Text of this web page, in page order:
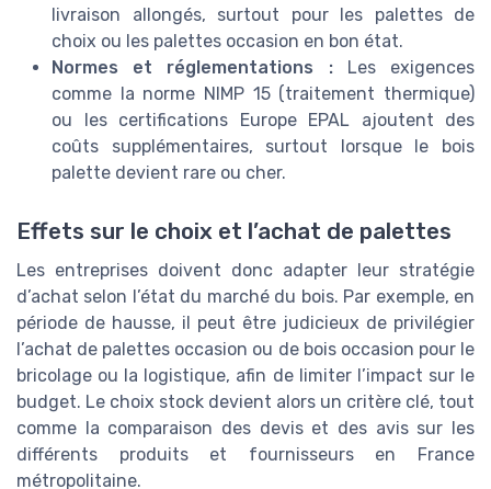
livraison allongés, surtout pour les palettes de
choix ou les palettes occasion en bon état.
Normes et réglementations :Les exigences
comme la norme NIMP 15 (traitement thermique)
ou les certifications Europe EPAL ajoutent des
coûts supplémentaires, surtout lorsque le bois
palette devient rare ou cher.
Effets sur le choix et l’achat de palettes
Les entreprises doivent donc adapter leur stratégie
d’achat selon l’état du marché du bois. Par exemple, en
période de hausse, il peut être judicieux de privilégier
l’achat de palettes occasion ou de bois occasion pour le
bricolage ou la logistique, afin de limiter l’impact sur le
budget. Le choix stock devient alors un critère clé, tout
comme la comparaison des devis et des avis sur les
différents produits et fournisseurs en France
métropolitaine.